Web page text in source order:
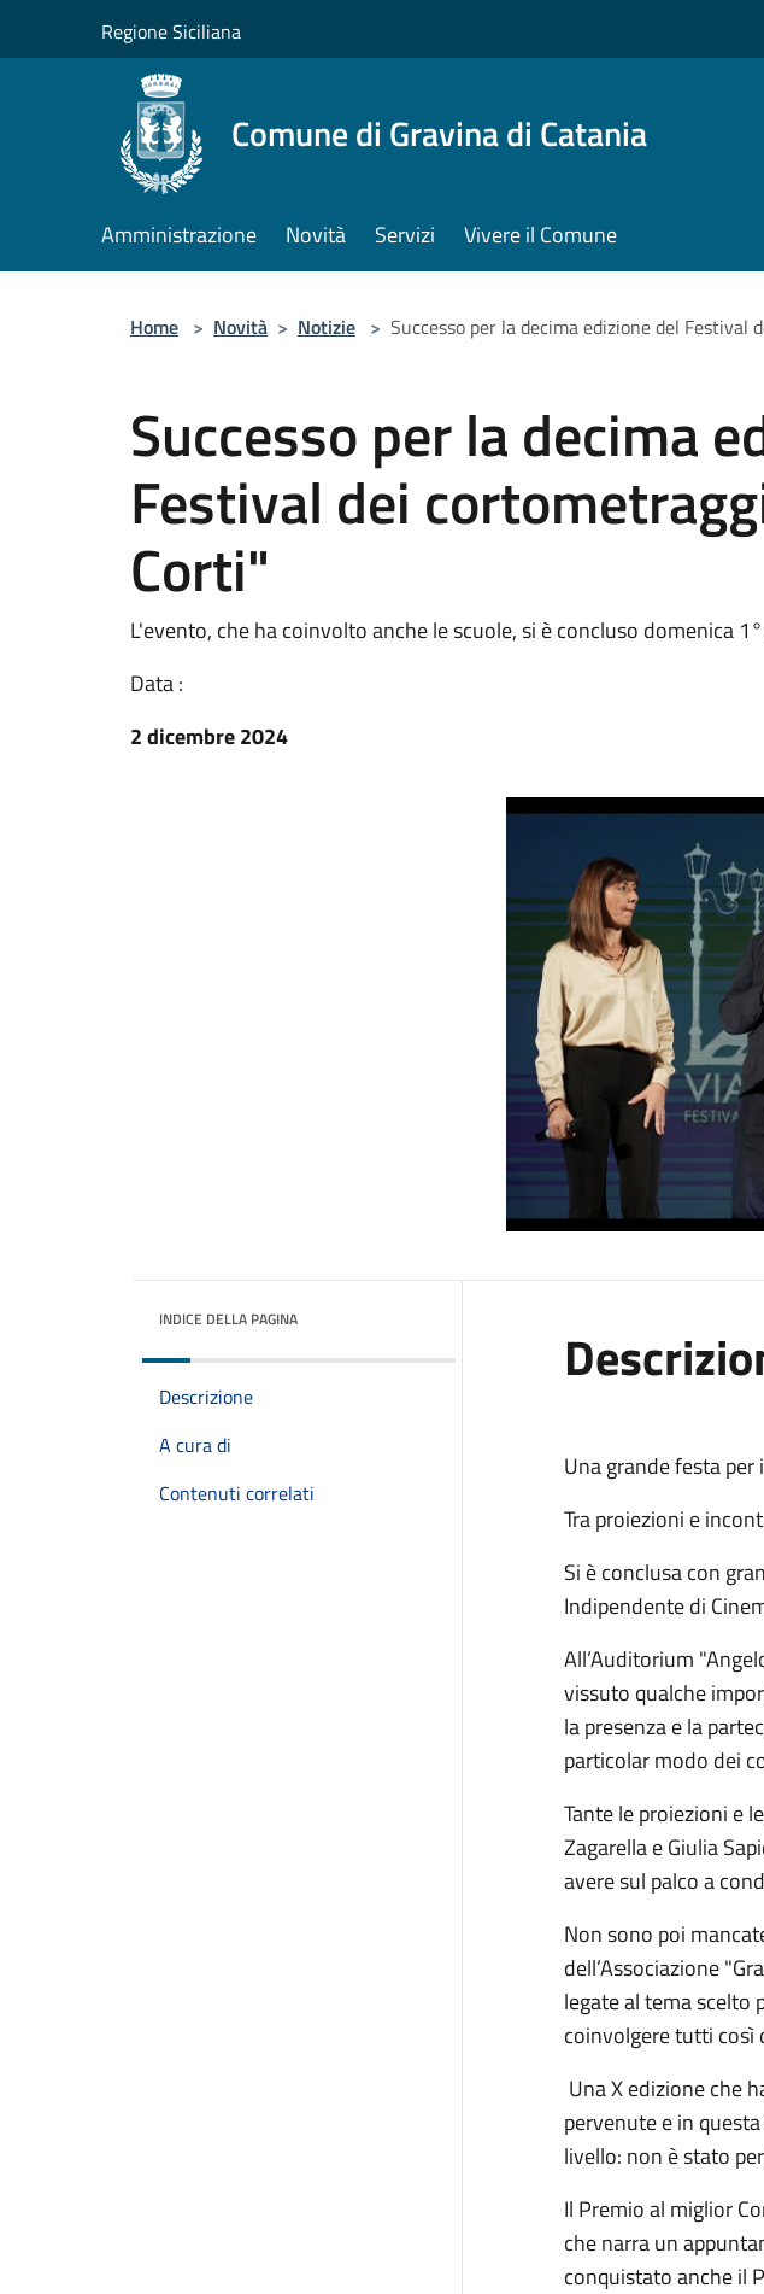
Regione Siciliana
Comune di Gravina di Catania
Amministrazione Novità Servizi Vivere il Comune
Home > Novità > Notizie > Successo per la decima edizione del Festival
Successo per la decima
Festival dei
Corti"
L'evento, che ha coinvolto anche le scuole, si è concluso domenica
Data :
2 dicembre 2024
INDICE DELLA PAGINA
Descrizione
A cura di
Contenuti correlati
Una grande festa
Tra proiezioni e
Si è conclusa con
Indipendente di
All’Auditorium
vissuto qualche
la presenza e la
particolar modo dei
Tante le proiezioni e
Zagarella e Giulia
avere sul palco a
Non sono poi
dell’Associazione
legate al tema scelto
coinvolgere tutti così
Una X edizione che
pervenute e in
livello: non è stato
Il Premio al miglior
che narra un
conquistato anche il